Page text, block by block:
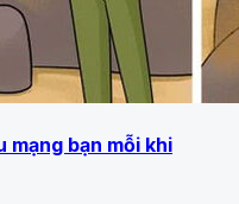
bạn mỗi khi